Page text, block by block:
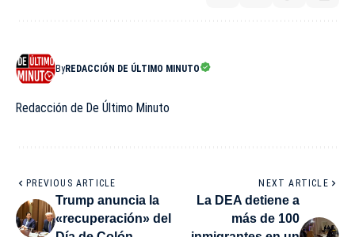
ByREDACCIÓN DE ÚLTIMO MINUTO
Redacción de De Último Minuto
PREVIOUS ARTICLE
Trump anuncia la
«recuperación» del
NEXT ARTICLE
La DEA detiene a
más de 100